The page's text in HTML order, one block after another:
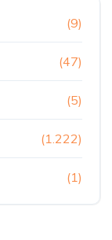
(9)
(47)
(5)
(1.222)
(1)